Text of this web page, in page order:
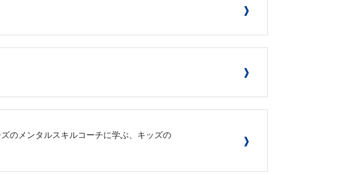
のメンタルスキルコーチに学ぶ、キッズの